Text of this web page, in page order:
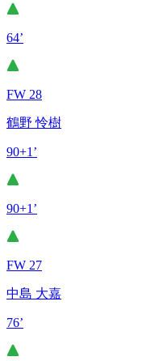
64’
FW 28
鶴野 怜樹
90+1’
90+1’
FW 27
中島 大嘉
76’